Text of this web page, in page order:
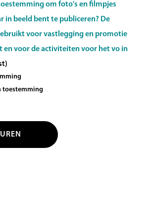
om foto's en filmpjes
in beeld bent te publiceren? De
voor vastlegging en promotie
en voor de activiteiten voor het vo in
toestemming